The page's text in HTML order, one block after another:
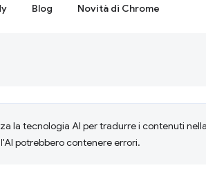
Blog Novità di Chrome
la tecnologia AI per tradurre i contenuti
potrebbero contenere errori.